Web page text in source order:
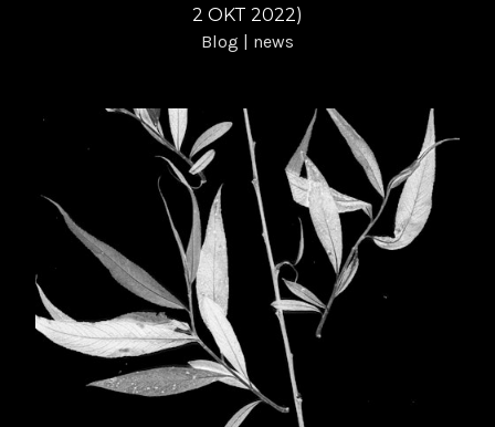
2 OKT 2022)
Blog | news